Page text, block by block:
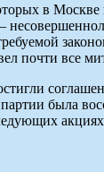
в
почти все
была